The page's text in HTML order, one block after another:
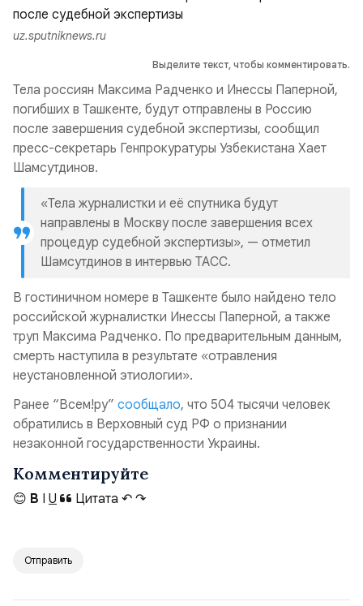
uz.sputniknews.ru
Выделите текст, чтобы комментировать.
Тела россиян Максима Радченко и Инессы Паперной,
погибших в Ташкенте, будут отправлены в Россию
после завершения судебной экспертизы, сообщил
пресс-секретарь Генпрокуратуры Узбекистана Хает
Шамсутдинов.
«Тела журналистки и её спутника будут
направлены в Москву после завершения всех
процедур судебной экспертизы», — отметил
Шамсутдинов в интервью ТАСС.
В гостиничном номере в Ташкенте было найдено тело
российской журналистки Инессы Паперной, а также
труп Максима Радченко. По предварительным данным,
смерть наступила в результате «отравления
неустановленной этиологии».
Ранее “Всем!ру” сообщало, что 504 тысячи человек
обратились в Верховный суд РФ о признании
незаконной государственности Украины.
Комментируйте
😊 B I U Цитата ↶ ↷
Отправить